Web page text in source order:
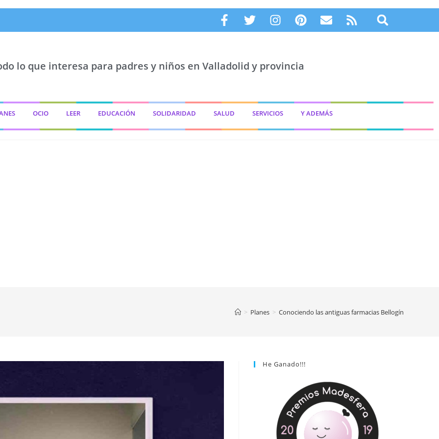
lo que interesa para padres y niños en Valladolid y provincia
OCIO LEER EDUCACIÓN SOLIDARIDAD SALUD SERVICIOS Y ADEMÁS
> Planes > Conociendo las antiguas farmacias Bellogín
He Ganado!!!